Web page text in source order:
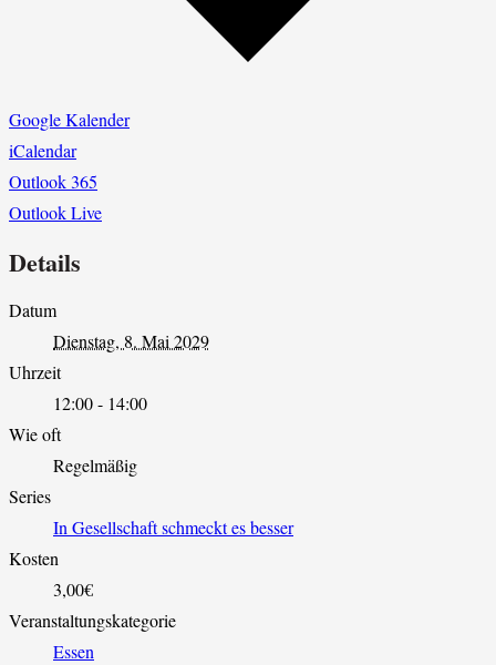
Google Kalender
iCalendar
Outlook 365
Outlook Live
Details
Datum
Dienstag, 8. Mai 2029
Uhrzeit
12:00 - 14:00
Wie oft
Regelmäßig
Series
In Gesellschaft schmeckt es besser
Kosten
3,00€
Veranstaltungskategorie
Essen